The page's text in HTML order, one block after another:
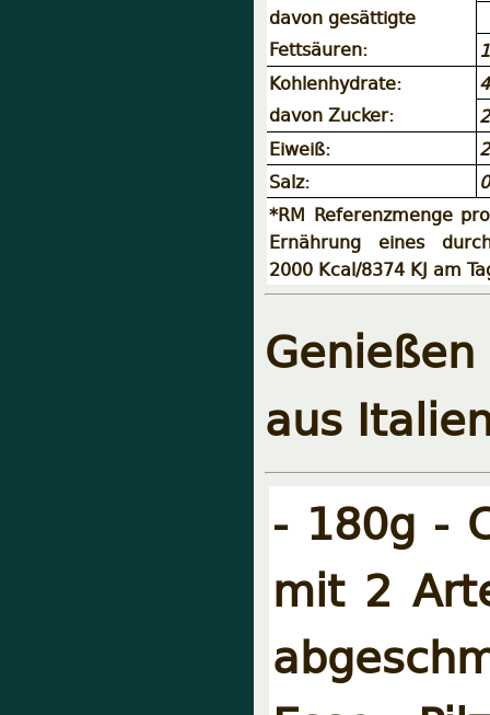
davon gesättigte
Fettsäuren:
Kohlenhydrate:
davon Zucker:
Eiweiß:
Salz:
*RM Referenzmenge
Ernährung eines
2000 Kcal/8374 KJ am
aus
- 180g -
mit 2